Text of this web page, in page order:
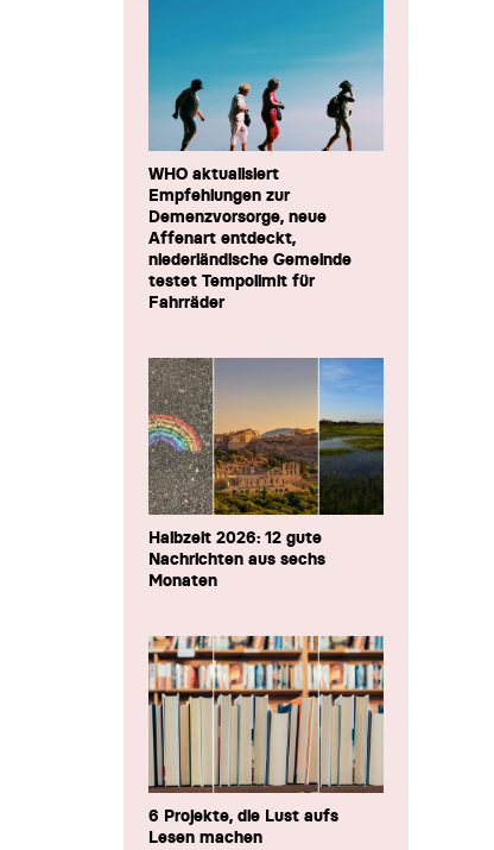
WHO aktualisiert
Empfehlungen zur
Demenzvorsorge, neue
Affenart entdeckt,
niederländische Gemeinde
testet Tempolimit für
Fahrräder
Halbzeit 2026: 12 gute
Nachrichten aus sechs
Monaten
6 Projekte, die Lust aufs
Lesen machen